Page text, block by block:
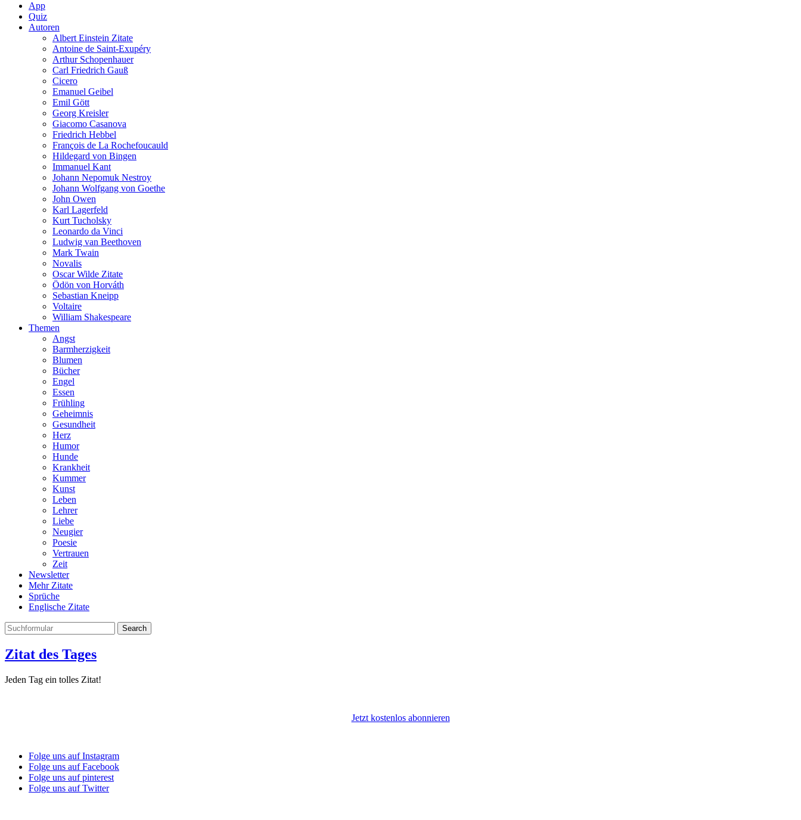
App
Quiz
Autoren
Albert Einstein Zitate
Antoine de Saint-Exupéry
Arthur Schopenhauer
Carl Friedrich Gauß
Cicero
Emanuel Geibel
Emil Gött
Georg Kreisler
Giacomo Casanova
Friedrich Hebbel
François de La Rochefoucauld
Hildegard von Bingen
Immanuel Kant
Johann Nepomuk Nestroy
Johann Wolfgang von Goethe
John Owen
Karl Lagerfeld
Kurt Tucholsky
Leonardo da Vinci
Ludwig van Beethoven
Mark Twain
Novalis
Oscar Wilde Zitate
Ödön von Horváth
Sebastian Kneipp
Voltaire
William Shakespeare
Themen
Angst
Barmherzigkeit
Blumen
Bücher
Engel
Essen
Frühling
Geheimnis
Gesundheit
Herz
Humor
Hunde
Krankheit
Kummer
Kunst
Leben
Lehrer
Liebe
Neugier
Poesie
Vertrauen
Zeit
Newsletter
Mehr Zitate
Sprüche
Englische Zitate
Search
Zitat des Tages
Jeden Tag ein tolles Zitat!
Jetzt kostenlos abonnieren
Folge uns auf Instagram
Folge uns auf Facebook
Folge uns auf pinterest
Folge uns auf Twitter